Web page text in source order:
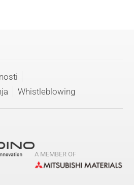
Whistleblowing
A MEMBER OF